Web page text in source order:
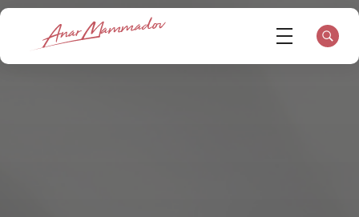
Op.Dr. Anar Mammadov